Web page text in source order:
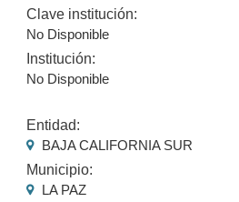
Clave institución:
No Disponible
Institución:
No Disponible
Entidad:
BAJA CALIFORNIA SUR
Municipio:
LA PAZ